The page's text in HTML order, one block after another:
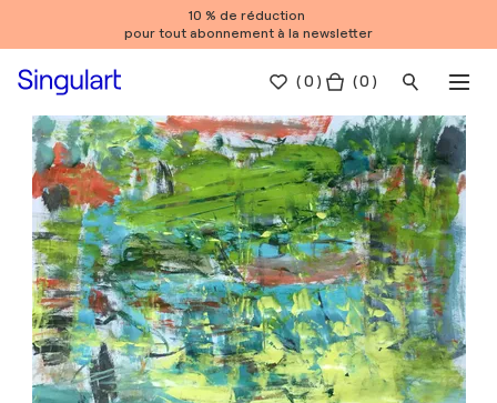
10 % de réduction
pour tout abonnement à la newsletter
(0 ) ( 0 )